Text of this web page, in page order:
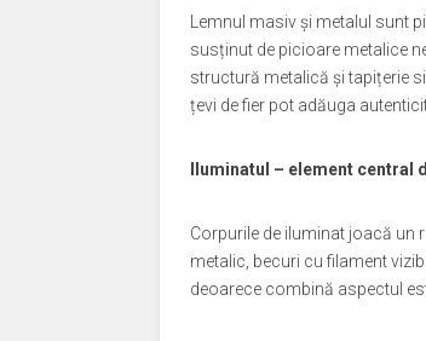
Lemnul masiv și metalul sunt
susținut de picioare metalice
structură metalică și tapițerie
țevi de fier pot adăuga
Iluminatul – element central
Corpurile de iluminat joacă un
metalic, becuri cu filament
deoarece combină aspectul